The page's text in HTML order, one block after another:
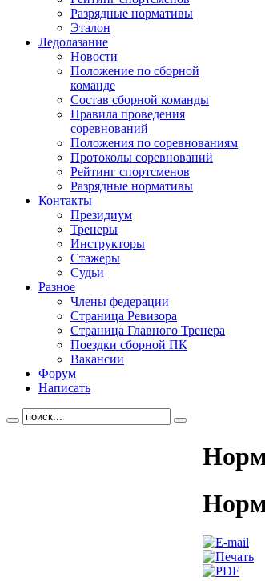
Разрядные нормативы
Эталон
Ледолазание
Новости
Положение по сборной
команде
Состав сборной команды
Правила проведения
соревнований
Положения по соревнованиям
Протоколы соревнований
Рейтинг спортсменов
Разрядные нормативы
Контакты
Президиум
Тренеры
Инструкторы
Стажеры
Судьи
Разное
Члены федерации
Страница Ревизора
Страница Главного Тренера
Поездки сборной ПК
Вакансии
Форум
Написать